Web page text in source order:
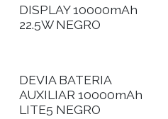
DISPLAY 10000mAh
22.5W NEGRO
DEVIA BATERIA
AUXILIAR 10000mAh
LITE5 NEGRO